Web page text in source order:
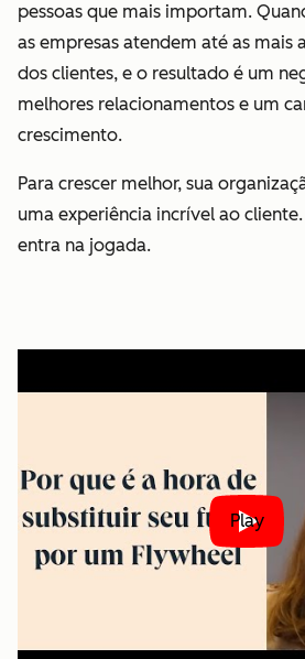
pessoas que mais importam.
as empresas atendem até as mais
dos clientes, e o resultado é um
melhores relacionamentos e um
crescimento.
Para crescer melhor, sua
uma experiência incrível ao
entra na jogada.
Play